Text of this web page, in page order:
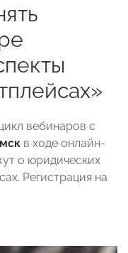
вебинаров с
в ходе онлайн-
о юридических
Регистрация на